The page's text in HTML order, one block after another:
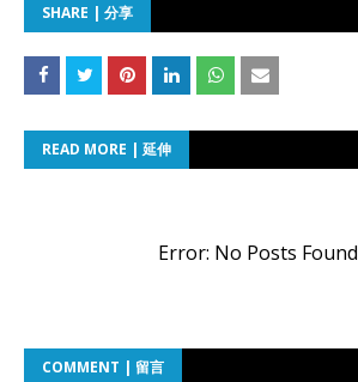
SHARE | 分享
READ MORE | 延伸
Error: No Posts Found
COMMENT | 留言